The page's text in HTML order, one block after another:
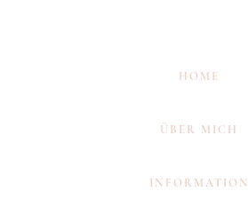
HOME
ÜBER MICH
INFORMATION